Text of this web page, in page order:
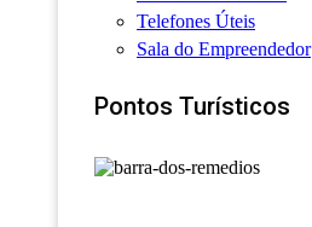
Telefones Úteis
Sala do Empreendedor
Pontos Turísticos